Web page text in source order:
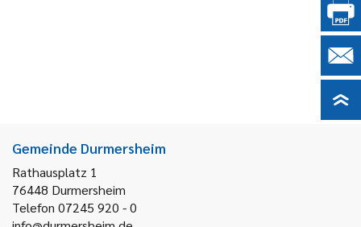
Gemeinde Durmersheim
Rathausplatz 1
76448 Durmersheim
Telefon 07245 920 - 0